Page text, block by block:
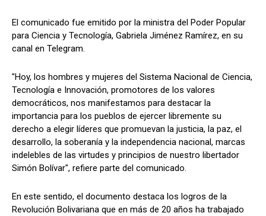
El comunicado fue emitido por la ministra del Poder Popular
para Ciencia y Tecnología, Gabriela Jiménez Ramírez, en su
canal en Telegram.
"Hoy, los hombres y mujeres del Sistema Nacional de Ciencia,
Tecnología e Innovación, promotores de los valores
democráticos, nos manifestamos para destacar la
importancia para los pueblos de ejercer libremente su
derecho a elegir líderes que promuevan la justicia, la paz, el
desarrollo, la soberanía y la independencia nacional, marcas
indelebles de las virtudes y principios de nuestro libertador
Simón Bolívar", refiere parte del comunicado.
En este sentido, el documento destaca los logros de la
Revolución Bolivariana que en más de 20 años ha trabajado